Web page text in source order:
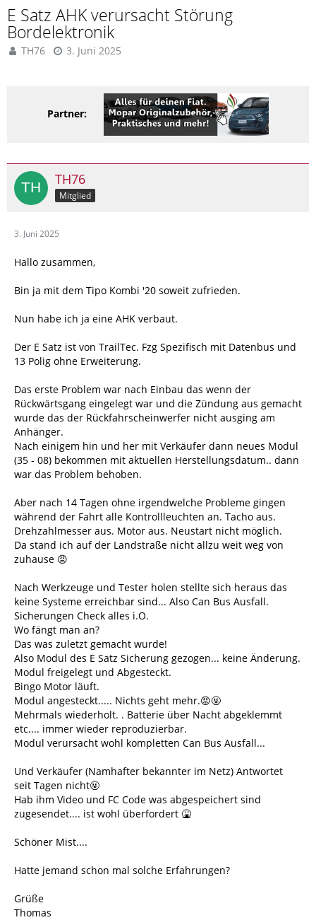
E Satz AHK verursacht Störung
Bordelektronik
TH76 3. Juni 2025
Partner:
TH76
Mitglied
3. Juni 2025
Hallo zusammen,
Bin ja mit dem Tipo Kombi '20 soweit zufrieden.
Nun habe ich ja eine AHK verbaut.
Der E Satz ist von TrailTec. Fzg Spezifisch mit Datenbus und
13 Polig ohne Erweiterung.
Das erste Problem war nach Einbau das wenn der
Rückwärtsgang eingelegt war und die Zündung aus gemacht
wurde das der Rückfahrscheinwerfer nicht ausging am
Anhänger.
Nach einigem hin und her mit Verkäufer dann neues Modul
(35 - 08) bekommen mit aktuellen Herstellungsdatum.. dann
war das Problem behoben.
Aber nach 14 Tagen ohne irgendwelche Probleme gingen
während der Fahrt alle Kontrollleuchten an. Tacho aus.
Drehzahlmesser aus. Motor aus. Neustart nicht möglich.
Da stand ich auf der Landstraße nicht allzu weit weg von
zuhause 😡
Nach Werkzeuge und Tester holen stellte sich heraus das
keine Systeme erreichbar sind... Also Can Bus Ausfall.
Sicherungen Check alles i.O.
Wo fängt man an?
Das was zuletzt gemacht wurde!
Also Modul des E Satz Sicherung gezogen... keine Änderung.
Modul freigelegt und Abgesteckt.
Bingo Motor läuft.
Modul angesteckt..... Nichts geht mehr.😡🤬
Mehrmals wiederholt. . Batterie über Nacht abgeklemmt
etc.... immer wieder reproduzierbar.
Modul verursacht wohl kompletten Can Bus Ausfall...
Und Verkäufer (Namhafter bekannter im Netz) Antwortet
seit Tagen nicht🤬
Hab ihm Video und FC Code was abgespeichert sind
zugesendet.... ist wohl überfordert 🤮
Schöner Mist....
Hatte jemand schon mal solche Erfahrungen?
Grüße
Thomas